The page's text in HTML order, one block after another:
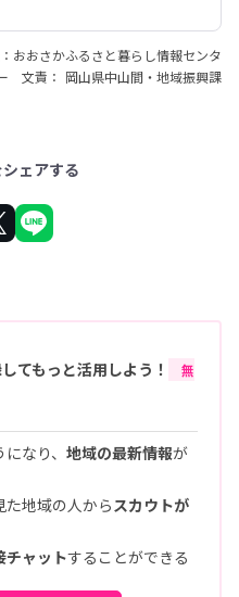
おおさかふるさと暮らし情報センタ
文責： 岡山県中山間・地域振興課
ェアする
てもっと活用しよう！
無
なり、 地域の最新情報が
た地域の人から スカウトが
チャットすることができる